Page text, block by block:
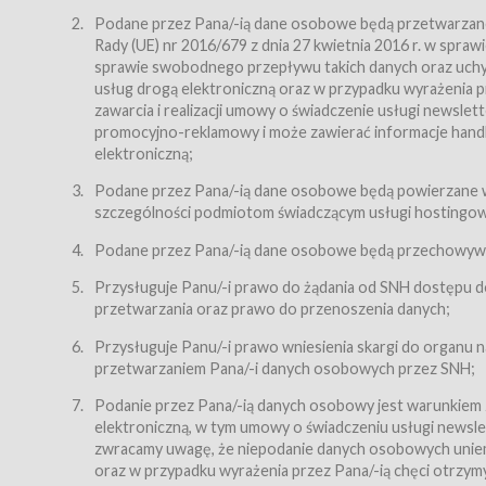
Regulamin – niniejszy regulamin.
§ 2
Postanowienia ogólne
Regulamin określa zasady:
świadczenia Usługobiorcom Usług przez
zasady świadczenia precyzują odrębne regulaminy,
przetwarzania przez Usługodawcę danych
Usługodawca świadczy w szczególności następujące
dnia 18 lipca 2002 r. o świadczeniu usług drogą
nieodpłatnie.
usługę przeglądania i odczytywania przez
usługę newsletter,
usługę zawierania na odległość umów nabycia
usługę zawierania na odległość umów sprzedaży w
Usługodawca świadczy Usługi drogą elektroniczną w
(Dz.U. z 2002 r., Nr 144, poz. 1204, z późń. zm.). Usługi
Podane przez Pana/-ią dane osobowe będą
Rady (UE) nr 2016/679 z dnia 27 kwietnia 2016 r. w
sprawie swobodnego przepływu takich danych oraz
usług drogą elektroniczną oraz w przypadku wyrażenia
zawarcia i realizacji umowy o świadczenie usługi
promocyjno-reklamowy i może zawierać informacje
elektroniczną;
Podane przez Pana/-ią dane osobowe będą
szczególności podmiotom świadczącym usługi
Podane przez Pana/-ią dane osobowe będą
Przysługuje Panu/-i prawo do żądania od SNH dostępu
przetwarzania oraz prawo do przenoszenia danych;
Przysługuje Panu/-i prawo wniesienia skargi do
przetwarzaniem Pana/-i danych osobowych przez SNH;
Podanie przez Pana/-ią danych osobowy jest
elektroniczną, w tym umowy o świadczeniu usługi
zwracamy uwagę, że niepodanie danych osobowych
oraz w przypadku wyrażenia przez Pana/-ią chęci